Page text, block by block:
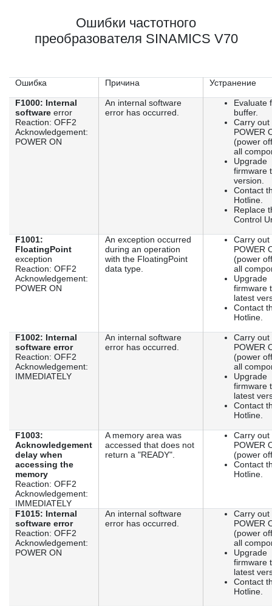
Ошибки частотного
преобразователя SINAMICS V70
Ошибка Причина Устранение
F1000: Internal
software error
Reaction: OFF2
Acknowledgement:
POWER ON
An internal software
error has occurred.
Evaluate
buffer.
Carry out
POWER
(power
all
Upgrade
firmware
version.
Contact
Hotline.
Replace
Control
F1001:
FloatingPoint
exception
Reaction: OFF2
Acknowledgement:
POWER ON
An exception occurred
during an operation
with the FloatingPoint
data type.
Carry out
POWER
(power
all
Upgrade
firmware
latest
Contact
Hotline.
F1002: Internal
software error
Reaction: OFF2
Acknowledgement:
IMMEDIATELY
An internal software
error has occurred.
Carry out
POWER
(power
all
Upgrade
firmware
latest
Contact
Hotline.
F1003:
Acknowledgement
delay when
accessing the
memory
Reaction: OFF2
Acknowledgement:
IMMEDIATELY
A memory area was
accessed that does not
return a "READY".
Carry out
POWER
(power
Contact
Hotline.
F1015: Internal
software error
Reaction: OFF2
Acknowledgement:
POWER ON
An internal software
error has occurred.
Carry out
POWER
(power
all
Upgrade
firmware
latest
Contact
Hotline.